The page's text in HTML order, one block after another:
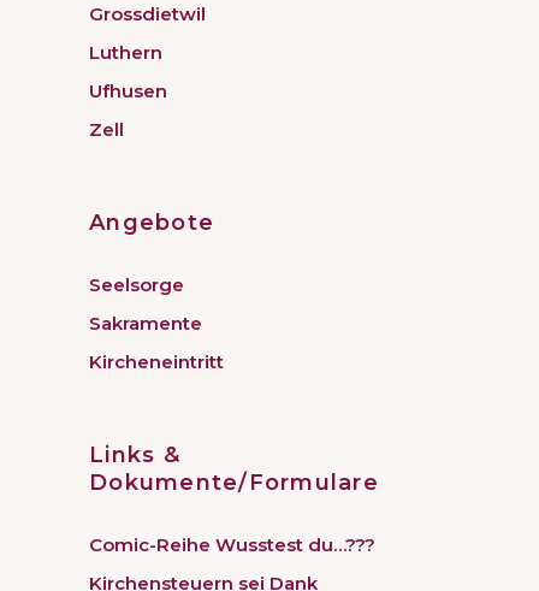
Grossdietwil
Luthern
Ufhusen
Zell
Angebote
Seelsorge
Sakramente
Kircheneintritt
Links &
Dokumente/Formulare
Comic-Reihe Wusstest du…???
Kirchensteuern sei Dank